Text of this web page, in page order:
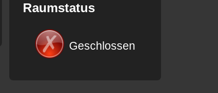
Raumstatus
Geschlossen